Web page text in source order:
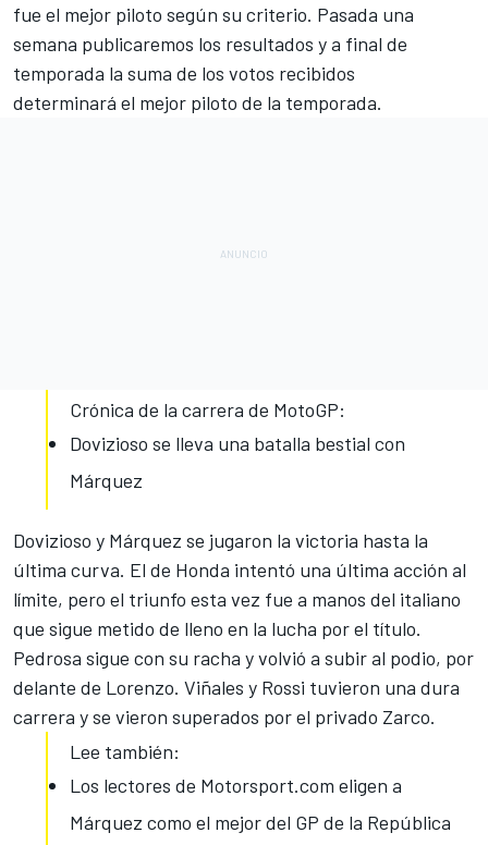
fue el mejor piloto según su criterio. Pasada una
semana publicaremos los resultados y a final de
temporada la suma de los votos recibidos
determinará el mejor piloto de la temporada.
Crónica de la carrera de MotoGP:
Dovizioso se lleva una batalla bestial con
Márquez
Dovizioso y Márquez se jugaron la victoria hasta la
última curva. El de Honda intentó una última acción al
límite, pero el triunfo esta vez fue a manos del italiano
que sigue metido de lleno en la lucha por el título.
Pedrosa sigue con su racha y volvió a subir al podio, por
delante de Lorenzo. Viñales y Rossi tuvieron una dura
carrera y se vieron superados por el privado Zarco.
Lee también:
Los lectores de Motorsport.com eligen a
Márquez como el mejor del GP de la República